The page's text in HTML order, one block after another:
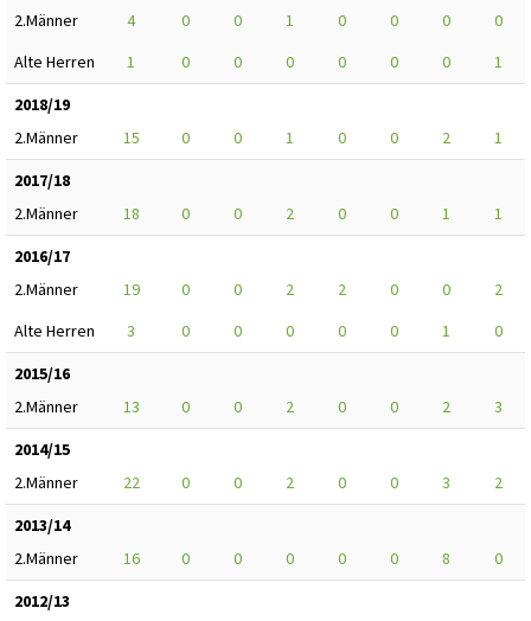
2.Männer
4 0 0 1 0 0 0
0
Alte Herren
1 0 0 0 0 0 0
1
2018/19
2.Männer
15 0 0 1 0 0 2
1
2017/18
2.Männer
18 0 0 2 0 0 1
1
2016/17
2.Männer
19 0 0 2 2 0 0
2
Alte Herren
3 0 0 0 0 0 1
0
2015/16
2.Männer
13 0 0 2 0 0 2
3
2014/15
2.Männer
22 0 0 2 0 0 3
2
2013/14
2.Männer
16 0 0 0 0 0 8
0
2012/13